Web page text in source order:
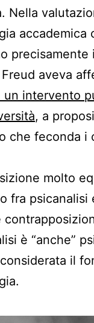
Nella
accademica
precisamente
aveva
un intervento
, a
che feconda i
molto
fra psicanalisi
è “anche”
il